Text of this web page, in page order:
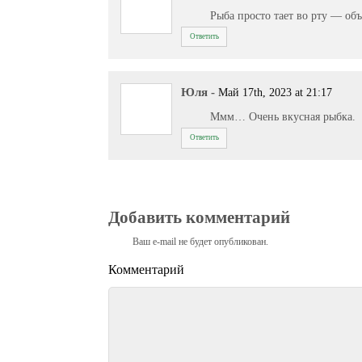
Рыба просто тает во рту —
Ответить
Юля - Май 17th, 2023 at 21:17
Ммм… Очень вкусная рыбка.
Ответить
Добавить комментарий
Ваш e-mail не будет опубликован.
Комментарий